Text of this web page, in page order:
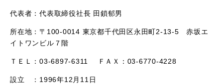
代表者：代表取締役社長 田鎖郁男
所在地：〒100-0014 東京都千代田区永田町2-13-5 赤坂エ
イトワンビル７階
ＴＥＬ：03-6897-6311 ＦＡＸ：03-6770-4228
設立 ：1996年12月11日